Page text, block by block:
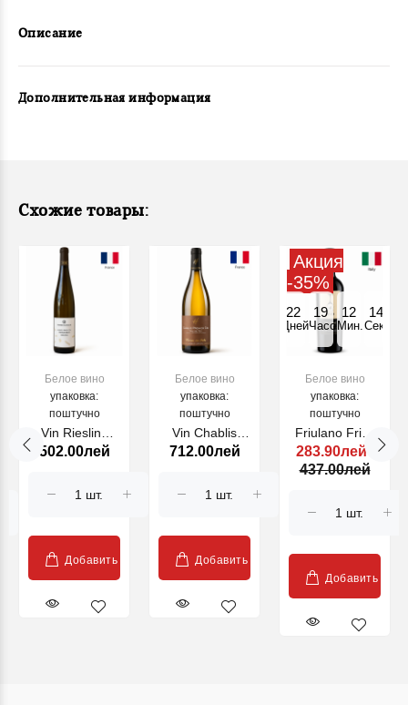
Описание
Дополнительная информация
Схожие товары:
Белое вино
упаковка:
поштучно
Vin Riesling
Alsace Grand
Steingrubler
Mann 2022 alb,
750 ml
502.00лей
Добавить
Белое вино
упаковка:
поштучно
Vin Chablis
Premier Cru
Pierrick
alb, 750 ml
712.00лей
Добавить
22
Дней
19
Часов
12
Мин.
14
Секунд
Акция
-35%
Белое вино
упаковка:
поштучно
Friulano Friuli
2023 MYO, alb,
750 ml
283.90лей
437.00лей
Добавить